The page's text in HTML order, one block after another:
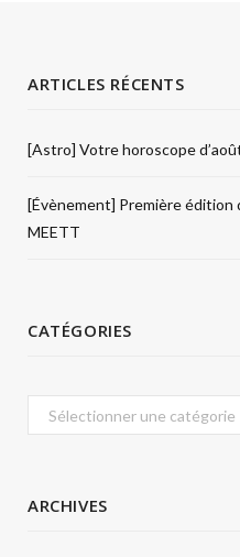
ARTICLES RÉCENTS
[Astro] Votre horoscope
[Évènement] Première édition
MEETT
CATÉGORIES
Catégories
ARCHIVES